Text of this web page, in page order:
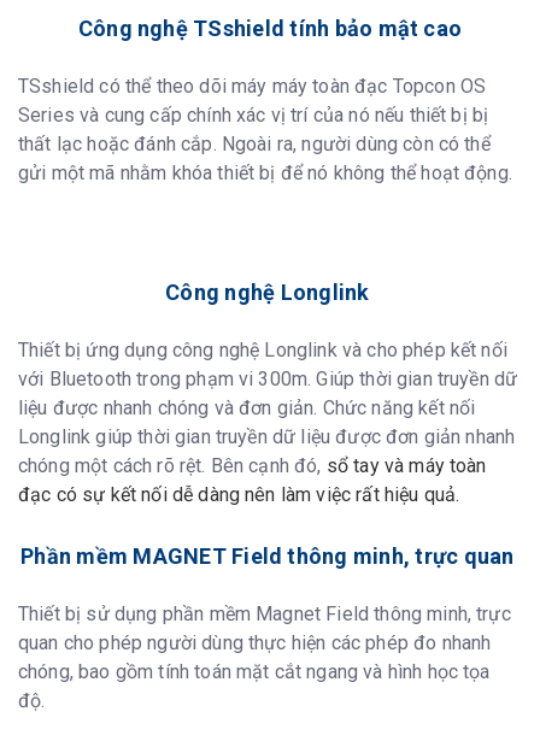
Công nghệ TSshield tính bảo mật cao
TSshield có thể theo dõi máy máy toàn đạc Topcon OS
Series và cung cấp chính xác vị trí của nó nếu thiết bị bị
thất lạc hoặc đánh cắp. Ngoài ra, người dùng còn có thể
gửi một mã nhằm khóa thiết bị để nó không thể hoạt động.
Công nghệ Longlink
Thiết bị ứng dụng công nghệ Longlink và cho phép kết nối
với Bluetooth trong phạm vi 300m. Giúp thời gian truyền dữ
liệu được nhanh chóng và đơn giản. Chức năng kết nối
Longlink giúp thời gian truyền dữ liệu được đơn giản nhanh
chóng một cách rõ rệt. Bên cạnh đó, sổ tay và máy toàn
đạc có sự kết nối dễ dàng nên làm việc rất hiệu quả.
Phần mềm MAGNET Field thông minh, trực quan
Thiết bị sử dụng phần mềm Magnet Field thông minh, trực
quan cho phép người dùng thực hiện các phép đo nhanh
chóng, bao gồm tính toán mặt cắt ngang và hình học tọa
độ.